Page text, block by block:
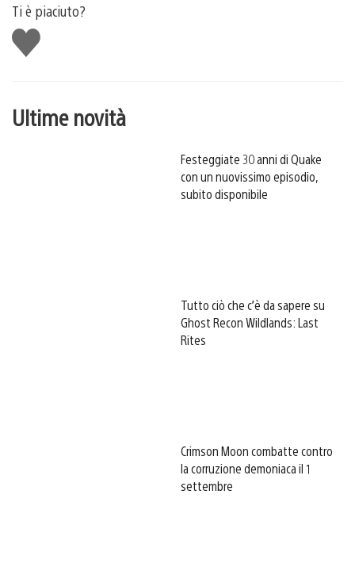
Ti è piaciuto?
Mi
piace
Ultime novità
Festeggiate 30 anni di Quake
con un nuovissimo episodio,
subito disponibile
Tutto ciò che c’è da sapere su
Ghost Recon Wildlands: Last
Rites
Crimson Moon combatte contro
la corruzione demoniaca il 1
settembre